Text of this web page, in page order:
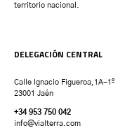
territorio nacional.
DELEGACIÓN CENTRAL
Calle Ignacio Figueroa,1A-1º
23001 Jaén
+34 953 750 042
info@vialterra.com